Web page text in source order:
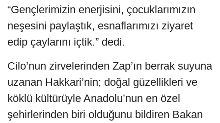
“Gençlerimizin enerjisini, çocuklarımızın
neşesini paylaştık, esnaflarımızı ziyaret
edip çaylarını içtik.” dedi.
Cilo’nun zirvelerinden Zap’ın berrak suyuna
uzanan Hakkari’nin; doğal güzellikleri ve
köklü kültürüyle Anadolu’nun en özel
şehirlerinden biri olduğunu bildiren Bakan